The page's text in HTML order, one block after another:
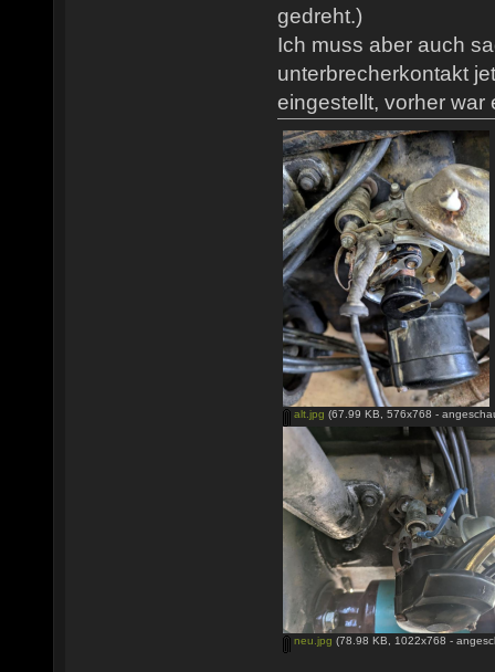
gedreht.)
Ich muss aber auch
unterbrecherkontakt
eingestellt, vorher war
alt.jpg (67.99 KB, 576x768 -
neu.jpg (78.98 KB, 1022x768 -